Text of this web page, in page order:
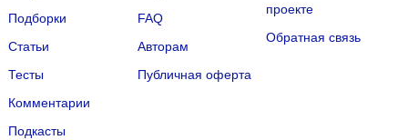
Подборки
Статьи
Тесты
Комментарии
Подкасты
FAQ
Авторам
Публичная оферта
проекте
Обратная связь